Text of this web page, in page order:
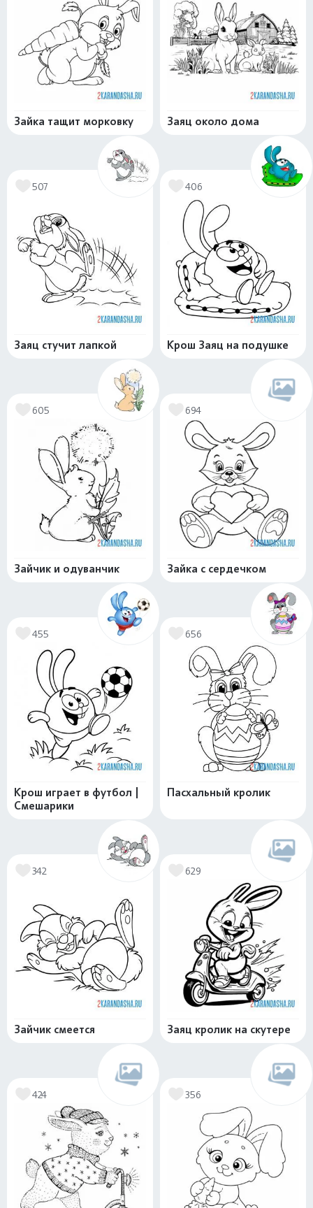
Зайка тащит морковку Заяц около дома
507
Заяц стучит лапкой
406
Крош Заяц на подушке
605
Зайчик и одуванчик
694
Зайка с сердечком
455
Крош играет в футбол |
Смешарики
656
Пасхальный кролик
342
Зайчик смеется
629
Заяц кролик на скутере
424 356